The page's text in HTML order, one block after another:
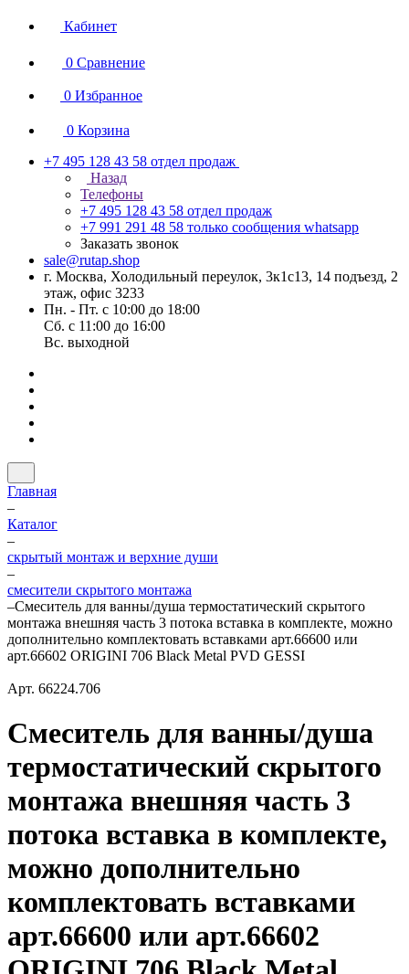
Кабинет
0 Сравнение
0 Избранное
0 Корзина
+7 495 128 43 58 отдел продаж
Назад
Телефоны
+7 495 128 43 58 отдел продаж
+7 991 291 48 58 только сообщения whatsapp
Заказать звонок
sale@rutap.shop
г. Москва, Холодильный переулок, 3к1с13, 14 подъезд, 2
этаж, офис 3233
Пн. - Пт. с 10:00 до 18:00
Сб. с 11:00 до 16:00
Вс. выходной
Главная
–
Каталог
–
скрытый монтаж и верхние души
–
смесители скрытого монтажа
–Смеситель для ванны/душа термостатический скрытого
монтажа внешняя часть 3 потока вставка в комплекте, можно
дополнительно комплектовать вставками арт.66600 или
арт.66602 ORIGINI 706 Black Metal PVD GESSI
Арт. 66224.706
Смеситель для ванны/душа
термостатический скрытого
монтажа внешняя часть 3
потока вставка в комплекте,
можно дополнительно
комплектовать вставками
арт.66600 или арт.66602